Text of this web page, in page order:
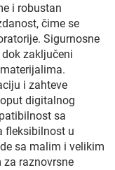
i robustan
čime se
Sigurnosne
zaključeni
i zahteve
digitalnog
sa
fleksibilnost u
sa malim i velikim
raznovrsne